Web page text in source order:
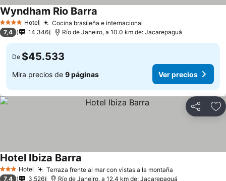
4 EstrellasHotel Cocina brasileña e internacional
Wyndham Rio Barra
7,4 14.346 Río de Janeiro, a 10.0 km de: Jacarepaguá
De $45.533
Mira precios de 9 páginas Ver precios
Compartir
3 Estrellas
Hotel Terraza frente al mar con vistas a la montaña
Hotel Ibiza Barra
7,4 3.526 Río de Janeiro, a 12.4 km de: Jacarepaguá